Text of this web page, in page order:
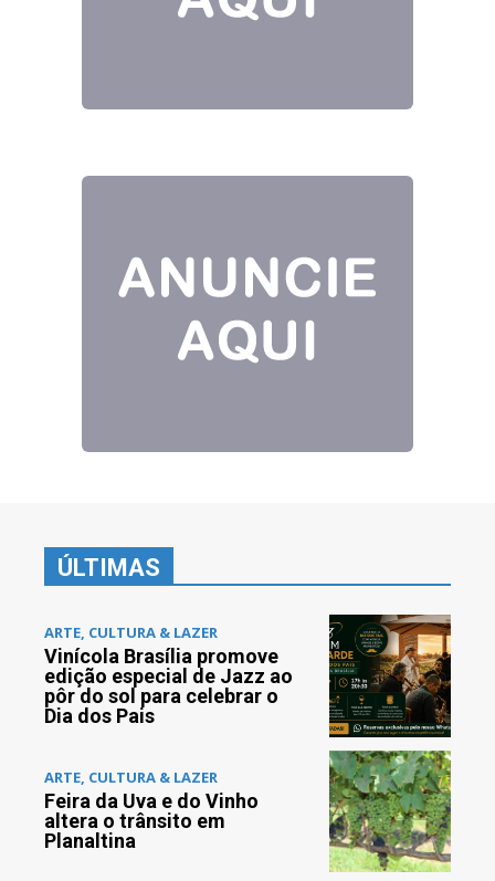
ÚLTIMAS
ARTE, CULTURA & LAZER
Vinícola Brasília promove
edição especial de Jazz ao
pôr do sol para celebrar o
Dia dos Pais
ARTE, CULTURA & LAZER
Feira da Uva e do Vinho
altera o trânsito em
Planaltina